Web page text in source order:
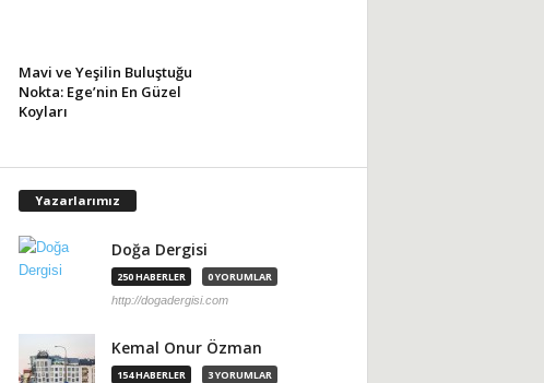
Mavi ve Yeşilin Buluştuğu
Nokta: Ege’nin En Güzel
Koyları
Yazarlarımız
Doğa Dergisi
250 HABERLER 0 YORUMLAR
http://dogadergisi.com
Kemal Onur Özman
154 HABERLER 3 YORUMLAR